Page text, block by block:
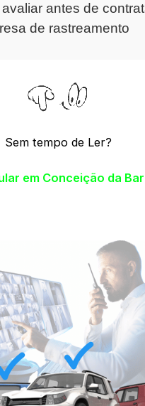
antes de
de rastreamento
Sem tempo de Ler?
em Conceição da